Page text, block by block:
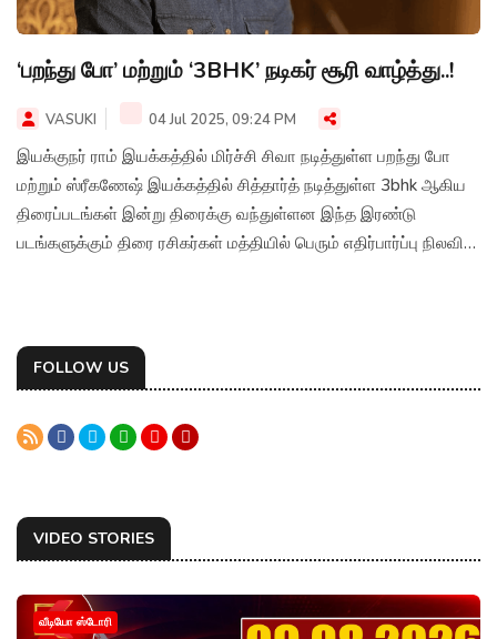
‘பறந்து போ’ மற்றும் ‘3BHK’ நடிகர் சூரி வாழ்த்து..!
VASUKI 04 Jul 2025, 09:24 PM
இயக்குநர் ராம் இயக்கத்தில் மிர்ச்சி சிவா நடித்துள்ள பறந்து போ
மற்றும் ஸ்ரீகணேஷ் இயக்கத்தில் சித்தார்த் நடித்துள்ள 3bhk ஆகிய
திரைப்படங்கள் இன்று திரைக்கு வந்துள்ளன இந்த இரண்டு
படங்களுக்கும் திரை ரசிகர்கள் மத்தியில் பெரும் எதிர்பார்ப்பு நிலவி
FOLLOW US
VIDEO STORIES
வீடியோ ஸ்டோரி